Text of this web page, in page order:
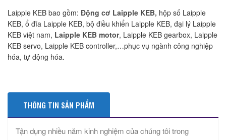
Laipple KEB bao gồm: Động cơ Laipple KEB, hộp số Laipple
KEB, ổ đĩa Laipple KEB, bộ điều khiển Laipple KEB, đại lý Laipple
KEB việt nam, Laipple KEB motor, Laipple KEB gearbox, Laipple
KEB servo, Laipple KEB controller,…phục vụ ngành công nghiệp
hóa, tự động hóa.
THÔNG TIN SẢN PHẨM
Tận dụng nhiều năm kinh nghiệm của chúng tôi trong